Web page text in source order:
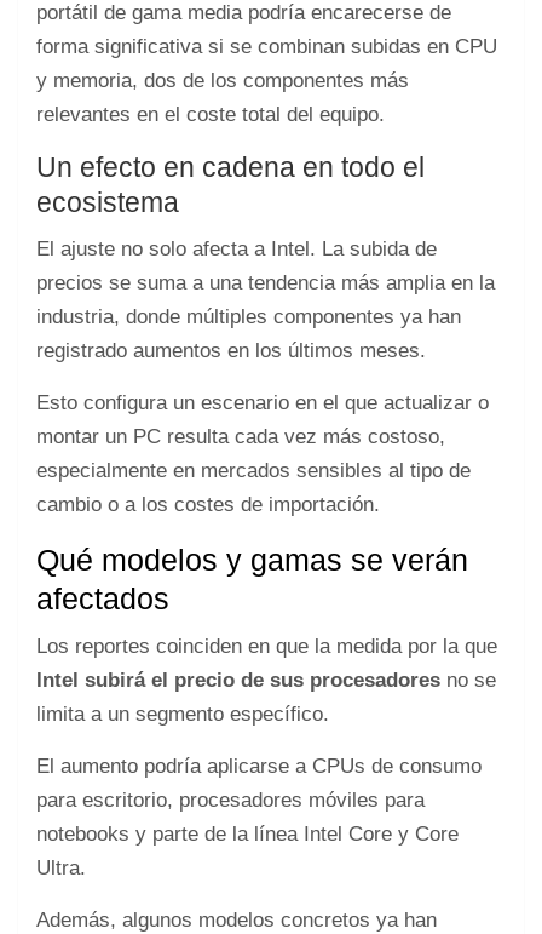
portátil de gama media podría encarecerse de
forma significativa si se combinan subidas en CPU
y memoria, dos de los componentes más
relevantes en el coste total del equipo.
Un efecto en cadena en todo el
ecosistema
El ajuste no solo afecta a Intel. La subida de
precios se suma a una tendencia más amplia en la
industria, donde múltiples componentes ya han
registrado aumentos en los últimos meses.
Esto configura un escenario en el que actualizar o
montar un PC resulta cada vez más costoso,
especialmente en mercados sensibles al tipo de
cambio o a los costes de importación.
Qué modelos y gamas se verán
afectados
Los reportes coinciden en que la medida por la que
Intel subirá el precio de sus procesadores no se
limita a un segmento específico.
El aumento podría aplicarse a CPUs de consumo
para escritorio, procesadores móviles para
notebooks y parte de la línea Intel Core y Core
Ultra.
Además, algunos modelos concretos ya han